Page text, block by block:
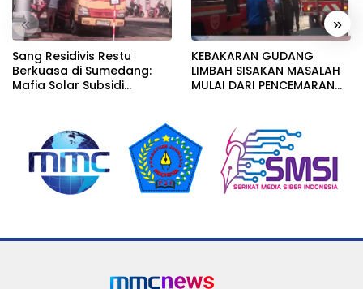
« »
Sang Residivis Restu
Berkuasa di Sumedang:
Mafia Solar Subsidi
Bungkam
KEBAKARAN GUDANG
LIMBAH SISAKAN MASALAH
MULAI DARI PENCEMARAN
IZIN LINGKUNGAN